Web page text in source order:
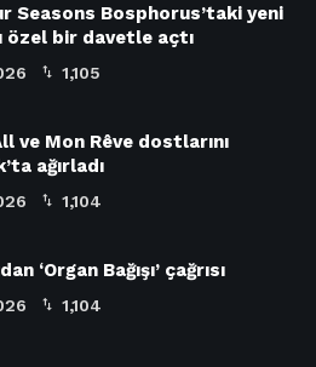
Seasons Bosphorus’taki yeni
özel bir davetle açtı
1,105
ve Mon Rêve dostlarını
ağırladı
1,104
‘Organ Bağışı’ çağrısı
1,104